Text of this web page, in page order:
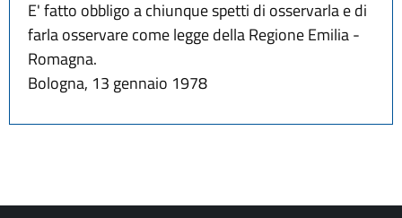
E' fatto obbligo a chiunque spetti di osservarla e di
farla osservare come legge della Regione Emilia -
Romagna.
Bologna, 13 gennaio 1978